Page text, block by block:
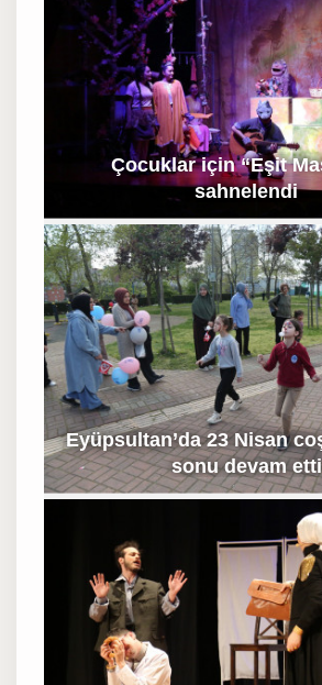
Çocuklar için “Eşit
sahnelendi
Eyüpsultan’da 23 Nisan
sonu devam etti